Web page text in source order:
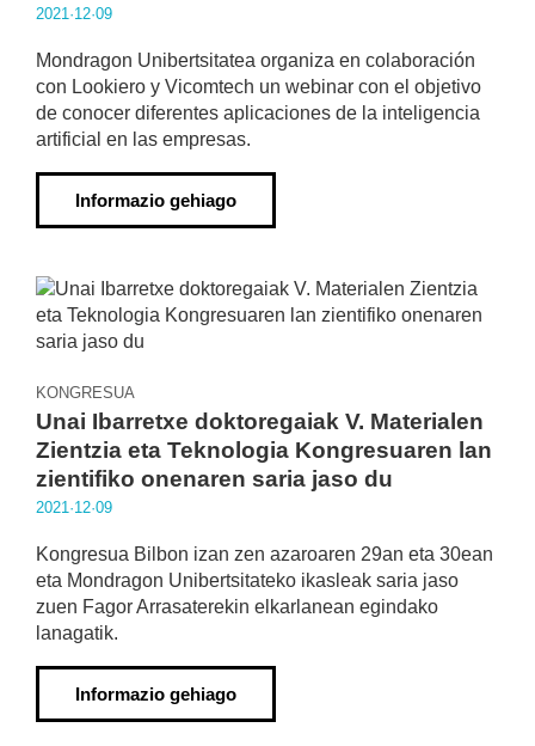
2021·12·09
Mondragon Unibertsitatea organiza en colaboración
con Lookiero y Vicomtech un webinar con el objetivo
de conocer diferentes aplicaciones de la inteligencia
artificial en las empresas.
Informazio gehiago
KONGRESUA
Unai Ibarretxe doktoregaiak V. Materialen
Zientzia eta Teknologia Kongresuaren lan
zientifiko onenaren saria jaso du
2021·12·09
Kongresua Bilbon izan zen azaroaren 29an eta 30ean
eta Mondragon Unibertsitateko ikasleak saria jaso
zuen Fagor Arrasaterekin elkarlanean egindako
lanagatik.
Informazio gehiago